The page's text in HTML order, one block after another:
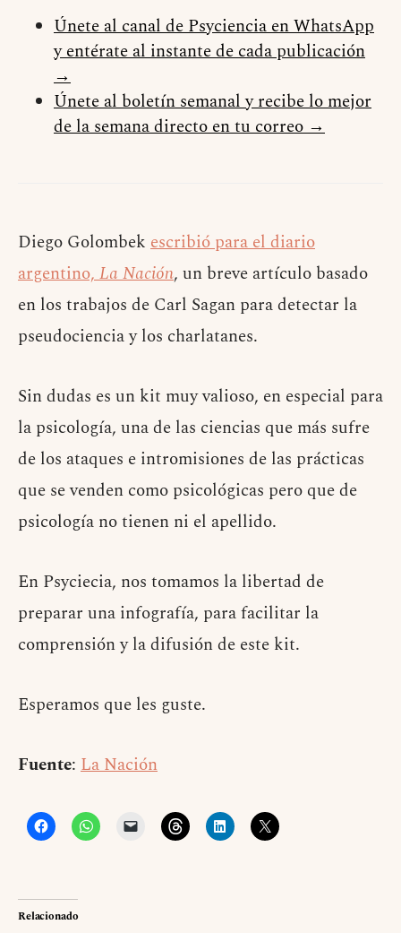
Únete al canal de Psyciencia en WhatsApp
y entérate al instante de cada publicación
→
Únete al boletín semanal y recibe lo mejor
de la semana directo en tu correo →
Diego Golombek escribió para el diario
argentino,La Nación, un breve artículo basado
en los trabajos de Carl Sagan para detectar la
pseudociencia y los charlatanes.
Sin dudas es un kit muy valioso, en especial para
la psicología, una de las ciencias que más sufre
de los ataques e intromisiones de las prácticas
que se venden como psicológicas pero que de
psicología no tienen ni el apellido.
En Psyciecia, nos tomamos la libertad de
preparar una infografía, para facilitar la
comprensión y la difusión de este kit.
Esperamos que les guste.
Fuente: La Nación
Relacionado